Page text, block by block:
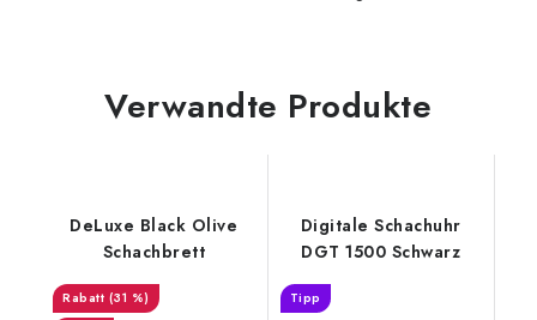
Verwandte Produkte
DeLuxe Black Olive
Schachbrett
(31 %)
Digitale Schachuhr
DGT 1500 Schwarz
Tipp